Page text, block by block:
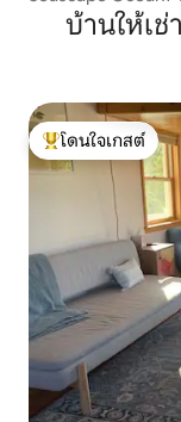
บ้านให้เ
โดนใจเกสต์ที่สุด
โดนใจเกสต์